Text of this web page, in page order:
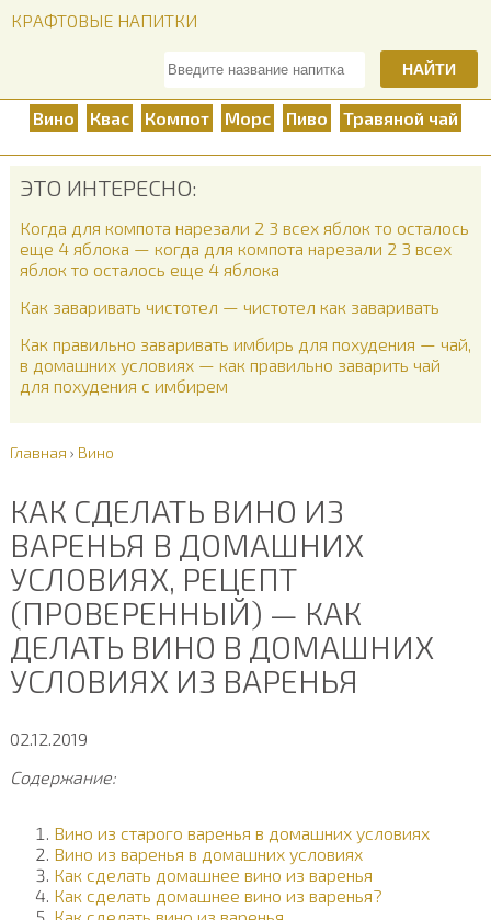
КРАФТОВЫЕ НАПИТКИ
НАЙТИ
Вино Квас Компот Морс Пиво Травяной чай
ЭТО ИНТЕРЕСНО:
Когда для компота нарезали 2 3 всех яблок то осталось
еще 4 яблока — когда для компота нарезали 2 3 всех
яблок то осталось еще 4 яблока
Как заваривать чистотел — чистотел как заваривать
Как правильно заваривать имбирь для похудения — чай,
в домашних условиях — как правильно заварить чай
для похудения с имбирем
Главная › Вино
КАК СДЕЛАТЬ ВИНО ИЗ
ВАРЕНЬЯ В ДОМАШНИХ
УСЛОВИЯХ, РЕЦЕПТ
(ПРОВЕРЕННЫЙ) — КАК
ДЕЛАТЬ ВИНО В ДОМАШНИХ
УСЛОВИЯХ ИЗ ВАРЕНЬЯ
02.12.2019
Содержание:
Вино из старого варенья в домашних условиях
Вино из варенья в домашних условиях
Как сделать домашнее вино из варенья
Как сделать домашнее вино из варенья?